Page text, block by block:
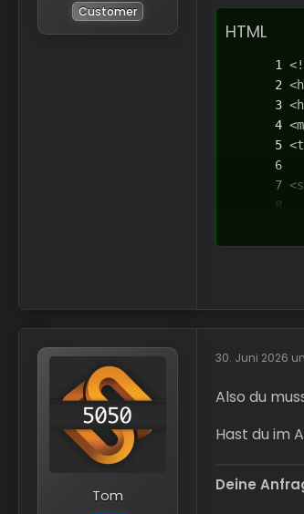
Customer
HTML
Tom
30. Juni 2026
Also du
Hast du im
Deine